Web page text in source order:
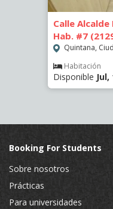
Calle Alcalde
Hab. #7
Quintana,
Habitación
Disponible Jul,
Booking For Students
Sobre nosotros
Prácticas
Para universidades